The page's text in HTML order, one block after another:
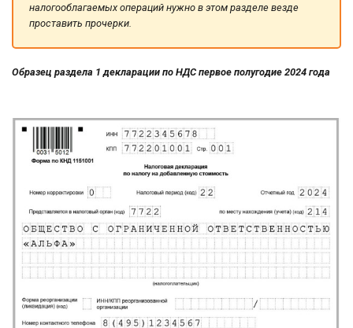
налогооблагаемых операций нужно в этом разделе везде
проставить прочерки.
Образец раздела 1 декларации по НДС первое полугодие 2024 года